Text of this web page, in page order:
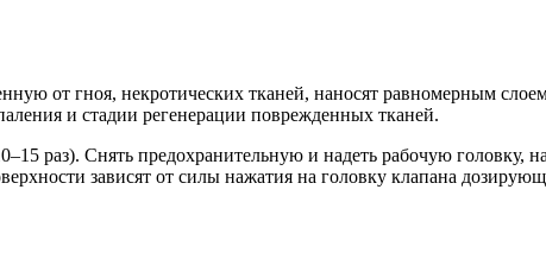
от гноя, некротических тканей, наносят равномерным
и стадии регенерации поврежденных тканей.
раз). Снять предохранительную и надеть рабочую головку,
зависят от силы нажатия на головку клапана